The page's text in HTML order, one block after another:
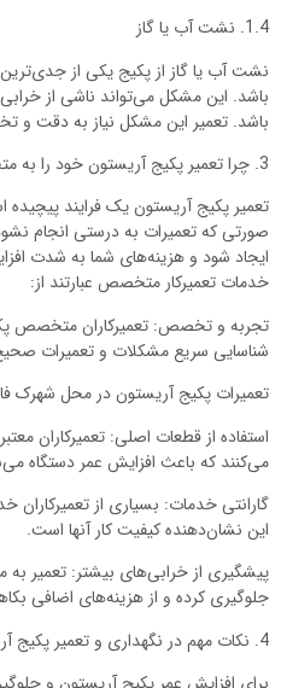
1.4. نشت آب یا گاز
نشت آب یا گاز از پکیج یکی از
باشد. این مشکل می‌تواند ناشی از
باشد. تعمیر این مشکل نیاز به دقت و
3. چرا تعمیر پکیج آریستون خود را به متخصص بسپارید؟
تعمیر پکیج آریستون یک فرایند
صورتی که تعمیرات به درستی انجام
ایجاد شود و هزینه‌های شما به شدت
خدمات تعمیرکار متخصص عبارتند از:
تجربه و تخصص: تعمیرکاران متخصص
شناسایی سریع مشکلات و تعمیرات
تعمیرات پکیج آریستون در محل شهرک
استفاده از قطعات اصلی: تعمیرکاران
می‌کنند که باعث افزایش عمر دستگاه
گارانتی خدمات: بسیاری از تعمیرکاران
این نشان‌دهنده کیفیت کار آنها است.
پیشگیری از خرابی‌های بیشتر: تعمیر به
جلوگیری کرده و از هزینه‌های اضافی
4. نکات مهم در نگهداری و تعمیر پکیج آریستون